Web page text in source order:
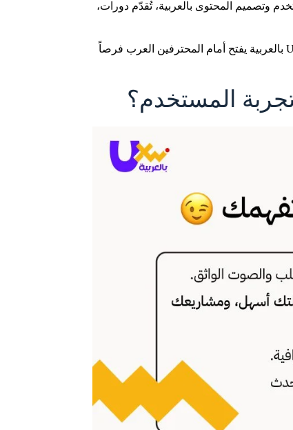
وتصميم المحتوى بالعربية، تُقدّم دورات،
إن اجتماع منصة تنفيذية متكاملة مثل Beamra مع مرجعٍ تعليمي عربي رائد مثل UX Writing بالعربية يفتح أمام المحترفين العرب فرصاً
المستخدم؟